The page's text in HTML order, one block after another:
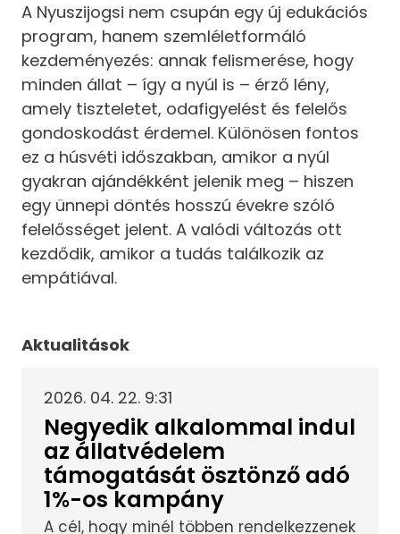
A Nyuszijogsi nem csupán egy új edukációs
program, hanem szemléletformáló
kezdeményezés: annak felismerése, hogy
minden állat – így a nyúl is – érző lény,
amely tiszteletet, odafigyelést és felelős
gondoskodást érdemel. Különösen fontos
ez a húsvéti időszakban, amikor a nyúl
gyakran ajándékként jelenik meg – hiszen
egy ünnepi döntés hosszú évekre szóló
felelősséget jelent. A valódi változás ott
kezdődik, amikor a tudás találkozik az
empátiával.
Aktualitások
2026. 04. 22. 9:31
Negyedik alkalommal indul
az állatvédelem
támogatását ösztönző adó
1%-os kampány
A cél, hogy minél többen rendelkezzenek